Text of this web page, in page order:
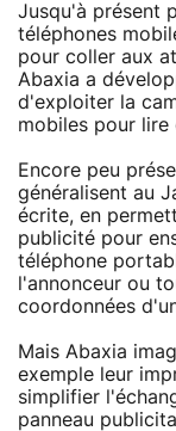
Jusqu'à présent
téléphones
pour coller aux
Abaxia a
d'exploiter la
mobiles pour lire
Encore peu
généralisent au
écrite, en
publicité pour
téléphone
l'annonceur ou
coordonnées
Mais Abaxia
exemple leur
simplifier
panneau